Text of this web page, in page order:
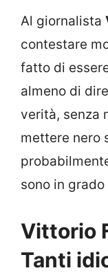
Al giornalista
contestare
fatto di
almeno di
verità, senza
mettere nero
sono in
Vittorio
Tanti